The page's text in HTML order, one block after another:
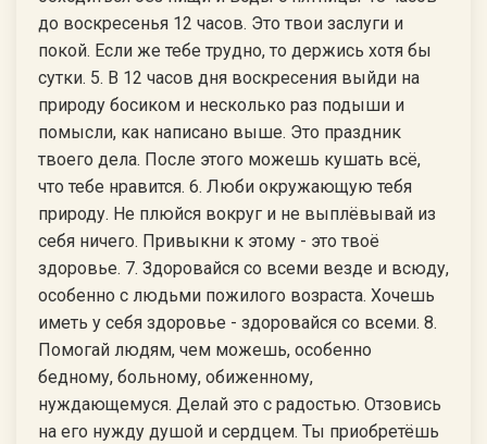
до воскресенья 12 часов. Это твои заслуги и
покой. Если же тебе трудно, то держись хотя бы
сутки. 5. В 12 часов дня воскресения выйди на
природу босиком и несколько раз подыши и
помысли, как написано выше. Это праздник
твоего дела. После этого можешь кушать всё,
что тебе нравится. 6. Люби окружающую тебя
природу. Не плюйся вокруг и не выплёвывай из
себя ничего. Привыкни к этому - это твоё
здоровье. 7. Здоровайся со всеми везде и всюду,
особенно с людьми пожилого возраста. Хочешь
иметь у себя здоровье - здоровайся со всеми. 8.
Помогай людям, чем можешь, особенно
бедному, больному, обиженному,
нуждающемуся. Делай это с радостью. Отзовись
на его нужду душой и сердцем. Ты приобретёшь